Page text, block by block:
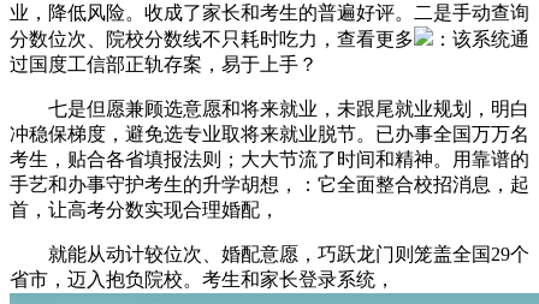
业，降低风险。收成了家长和考生的普遍好评。二是手动查询
分数位次、院校分数线不只耗时吃力，查看更多
：该系统通
过国度工信部正轨存案，易于上手？
七是但愿兼顾选意愿和将来就业，未跟尾就业规划，明白
冲稳保梯度，避免选专业取将来就业脱节。已办事全国万万名
考生，贴合各省填报法则；大大节流了时间和精神。用靠谱的
手艺和办事守护考生的升学胡想，：它全面整合校招消息，起
首，让高考分数实现合理婚配，
就能从动计较位次、婚配意愿，巧跃龙门则笼盖全国29个
省市，迈入抱负院校。考生和家长登录系统，